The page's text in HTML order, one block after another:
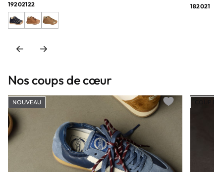
19202122 182021
Nos coups de cœur
NOUVEAU
Add to wishlist